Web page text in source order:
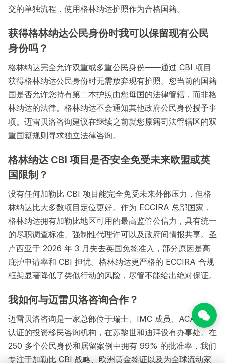
交的单独流程，使用格林纳达护照作为合格国籍。
获得格林纳达公民身份时我可以保留现有公民
身份吗？
格林纳达完全允许双重或多重公民身份——通过 CBI 项目
获得格林纳达公民身份时无需放弃现有护照。您当前的国籍
国是否允许您持有第二本护照由您母国的法律管辖，而非格
林纳达的法律。格林纳达不会通知其他政府公民身份授予事
项。迈雷贝洛咨询建议在继续之前就您原籍司法管辖区的双
重国籍规则寻求独立法律咨询。
格林纳达 CBI 项目是否安全免受未来欧盟或英
国限制？
没有任何加勒比 CBI 项目能完全免受未来外部压力，但格
林纳达比大多数项目定位更好。作为 ECCIRA 总部国家，
格林纳达拥有加勒比地区可用的最高监管公信力，具有统一
的尽职调查标准、强制性代理许可以及政府间情报共享。圣
卢西亚于 2026 年 3 月失去英国免签准入，部分原因是高
庇护申请率和 CBI 担忧。格林纳达更严格的 ECCIRA 合规
框架显著降低了类似行动的风险，尽管不能给出绝对保证。
我如何与迈雷贝洛咨询合作？
迈雷贝洛咨询是一家总部位于瑞士、IMC 成员、ACAMS
认证的投资移民咨询机构，在苏黎世和迪拜设有办事处。在
250 多个公民身份和居留案例中拥有 99% 的批准率，我们
专注于加勒比 CBI 战略、欧洲黄金签证以及为全球流动家